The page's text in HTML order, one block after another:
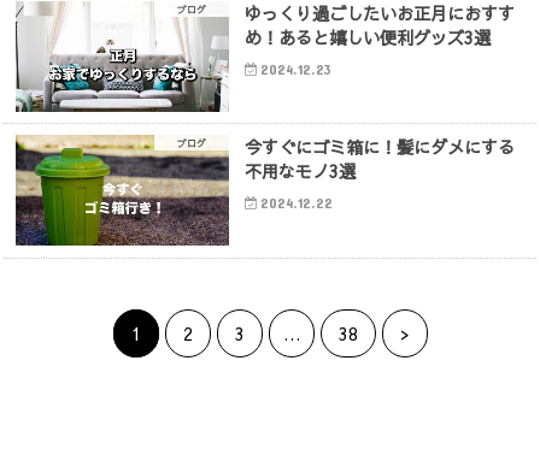
ブログ
ゆっくり過ごしたいお正月におすす
め！あると嬉しい便利グッズ3選
2024.12.23
ブログ
今すぐにゴミ箱に！髪にダメにする
不用なモノ3選
2024.12.22
1 2 3 … 38 >